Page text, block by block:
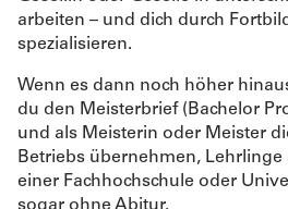
arbeiten – und dich durch
spezialisieren.
Wenn es dann noch höher
du den Meisterbrief (Bachelor
und als Meisterin oder Meister
Betriebs übernehmen,
einer Fachhochschule oder